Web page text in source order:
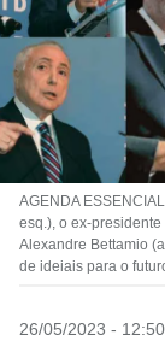
AGENDA
esq.), o ex-
Alexandre Bettamio
de ideiais para o
26/05/2023 - 12:50